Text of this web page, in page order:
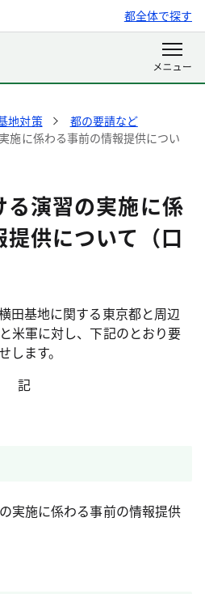
都全体で探す
地対策
都の要請など
施に係わる事前の情報提供につい
演習の実施に係
供について（口
田基地に関する東京都と周辺
米軍に対し、下記のとおり要
ます。
記
実施に係わる事前の情報提供